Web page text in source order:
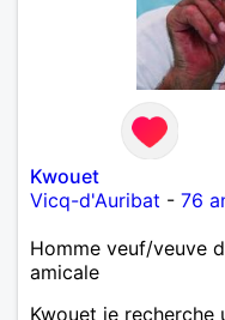
Kwouet
Vicq-d'Auribat - 76
Homme veuf/veuve
amicale
Kwouet je